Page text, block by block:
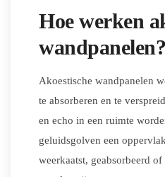
Hoe werken
wandpanelen?
Akoestische wandpanelen
te absorberen en te
en echo in een ruimte
geluidsgolven een
weerkaatst, geabsorbeerd